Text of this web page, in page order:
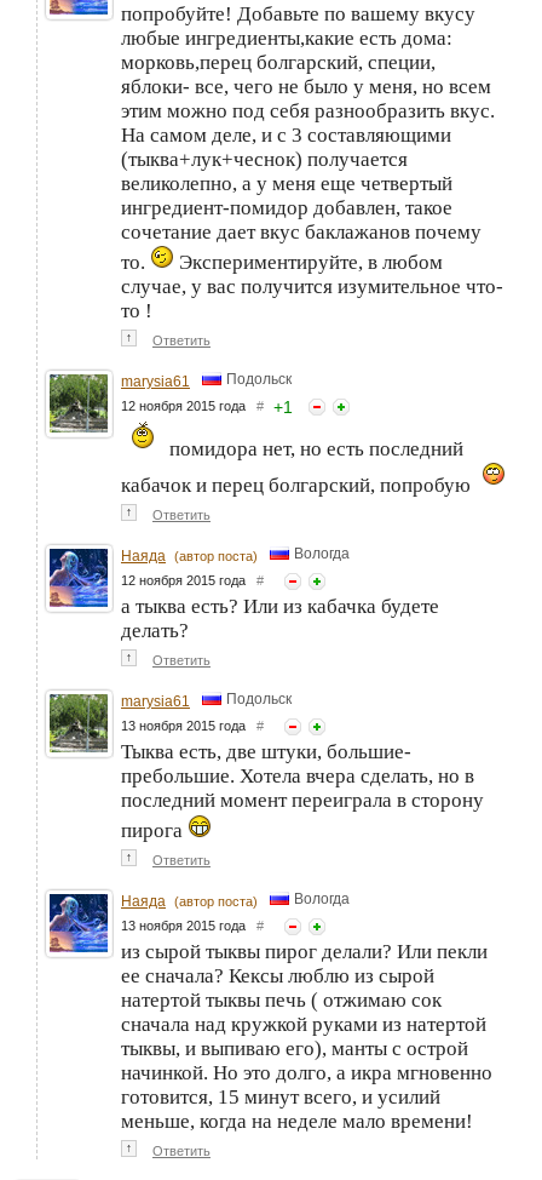
попробуйте! Добавьте по вашему вкусу
любые ингредиенты,какие есть дома:
морковь,перец болгарский, специи,
яблоки- все, чего не было у меня, но всем
этим можно под себя разнообразить вкус.
На самом деле, и с 3 составляющими
(тыква+лук+чеснок) получается
великолепно, а у меня еще четвертый
ингредиент-помидор добавлен, такое
сочетание дает вкус баклажанов почему
то.
Экспериментируйте, в любом
случае, у вас получится изумительное что-
то !
↑ Ответить
marysia61 Подольск
12 ноября 2015 года # +1
помидора нет, но есть последний
кабачок и перец болгарский, попробую
↑ Ответить
Наяда (автор поста) Вологда
12 ноября 2015 года #
а тыква есть? Или из кабачка будете
делать?
↑ Ответить
marysia61 Подольск
13 ноября 2015 года #
Тыква есть, две штуки, большие-
пребольшие. Хотела вчера сделать, но в
последний момент переиграла в сторону
пирога
↑ Ответить
Наяда (автор поста) Вологда
13 ноября 2015 года #
из сырой тыквы пирог делали? Или пекли
ее сначала? Кексы люблю из сырой
натертой тыквы печь ( отжимаю сок
сначала над кружкой руками из натертой
тыквы, и выпиваю его), манты с острой
начинкой. Но это долго, а икра мгновенно
готовится, 15 минут всего, и усилий
меньше, когда на неделе мало времени!
↑ Ответить